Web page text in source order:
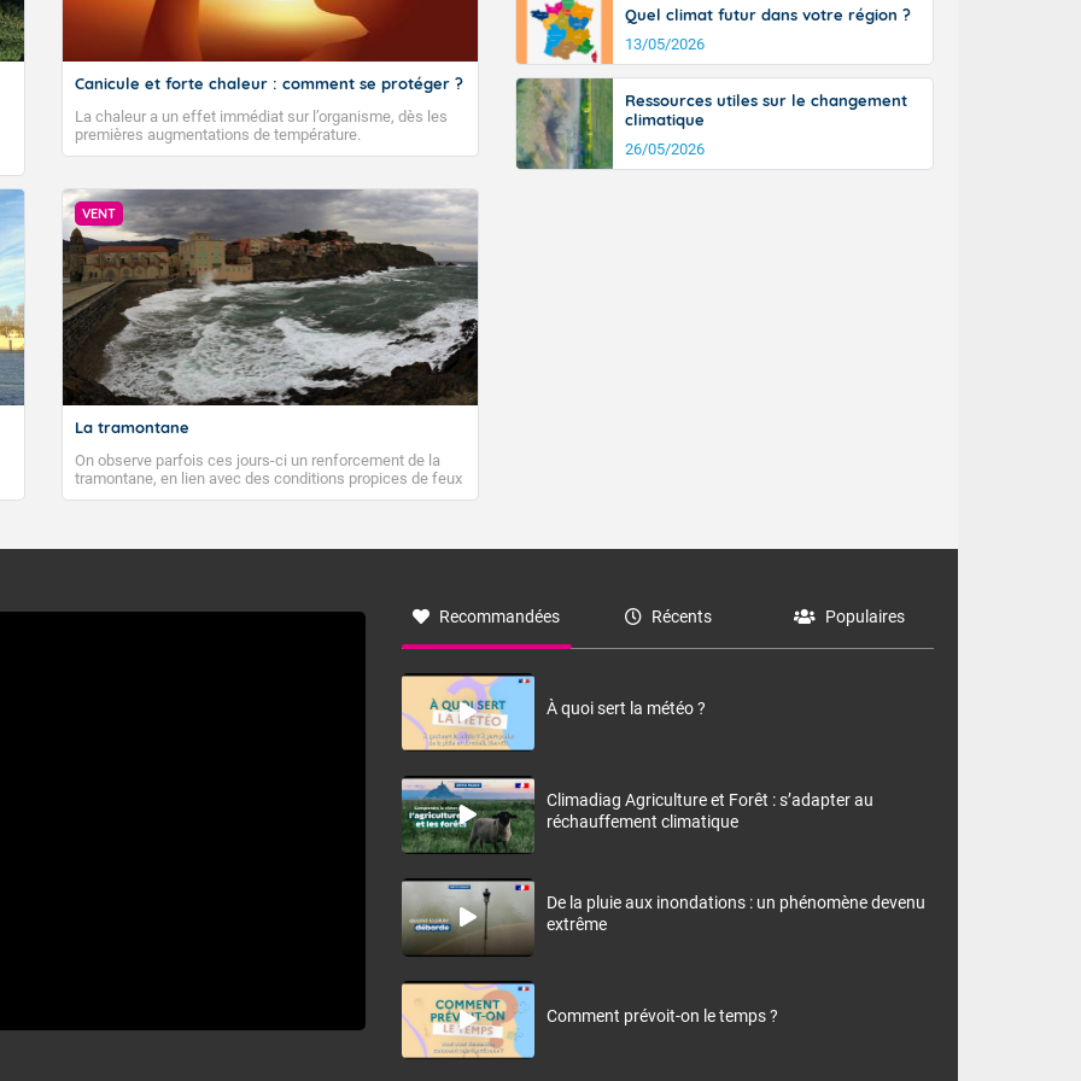
Canicule et forte chaleur : comment se protéger ?
La chaleur a un effet immédiat sur l’organisme, dès les
premières augmentations de température.
VENT
La tramontane
On observe parfois ces jours-ci un renforcement de la
tramontane, en lien avec des conditions propices de feux
de forêt. Mais qu'est-ce que la tramontane ? Quelles sont
à nord-ouest, dans un secteur qui part du Roussillon à la
monts, en allusion aux régions montagneuses d’où
Quel climat futur dans votre région ?
13/05/2026
Ressources utiles sur le changement
climatique
26/05/2026
Recommandées Récents Populaires
À quoi sert la météo ?
Climadiag Agriculture et Forêt : s’adapter au
réchauffement climatique
De la pluie aux inondations : un phénomène devenu
extrême
Comment prévoit-on le temps ?